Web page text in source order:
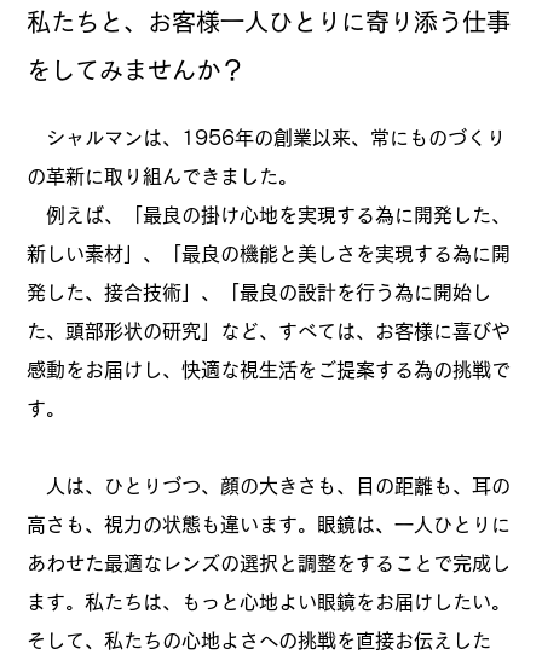
​私たちと、お客様一人ひとりに寄り添う仕事
をしてみませんか？
シャルマンは、1956年の創業以来、常にものづくり
の革新に取り組んできました。
例えば、「最良の掛け心地を実現する為に開発した、
新しい素材」、「最良の機能と美しさを実現する為に開
発した、接合技術」、「最良の設計を行う為に開始し
た、頭部形状の研究」など、すべては、お客様に喜びや
感動をお届けし、快適な視生活をご提案する為の挑戦で
す。
人は、ひとりづつ、顔の大きさも、目の距離も、耳の
高さも、視力の状態も違います。眼鏡は、一人ひとりに
あわせた最適なレンズの選択と調整をすることで完成し
ます。私たちは、もっと心地よい眼鏡をお届けしたい。
そして、私たちの心地よさへの挑戦を直接お伝えした